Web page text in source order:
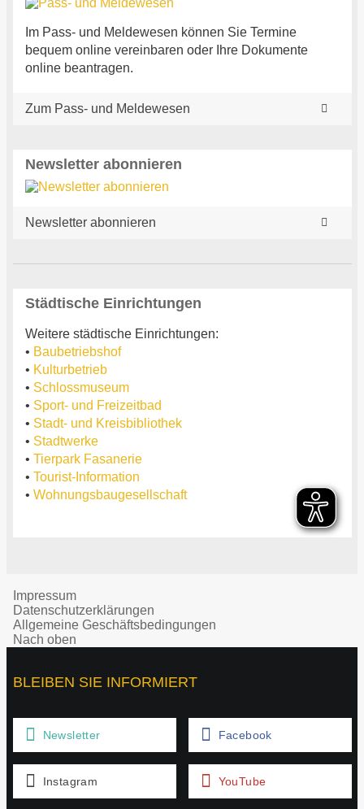
Im Pass- und Meldewesen können Sie Termine
bequem online vereinbaren oder Ihre Dokumente
online beantragen.
Zum Pass- und Meldewesen
Newsletter abonnieren
Newsletter abonnieren
Städtische Einrichtungen
Weitere städtische Einrichtungen:
• Baubetriebshof
• Kulturbetrieb
• Schlossmuseum
• Sport- und Freizeitbad
• Stadt- und Kreisbibliothek
• Stadtwerke
• Tierpark Fasanerie
• Tourist-Information
• Wohnungsbaugesellschaft
Impressum
Datenschutzerklärungen
Allgemeine Geschäftsbedingungen
Nach oben
BLEIBEN SIE INFORMIERT
Newsletter Facebook
Instagram YouTube